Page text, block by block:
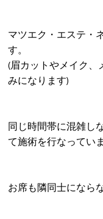
WEB予約
RECRUIT
マツエク・エステ・
す。
(眉カットやメイク、
みになります)
同じ時間帯に混雑し
て施術を行なってい
お席も隣同士になら